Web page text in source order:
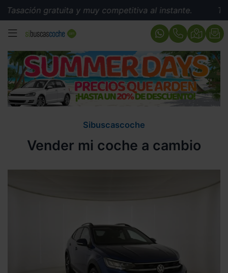
Tasación gratuita y muy competitiva al instante.
MENÚ
Sibuscascoche
Vender mi coche a cambio